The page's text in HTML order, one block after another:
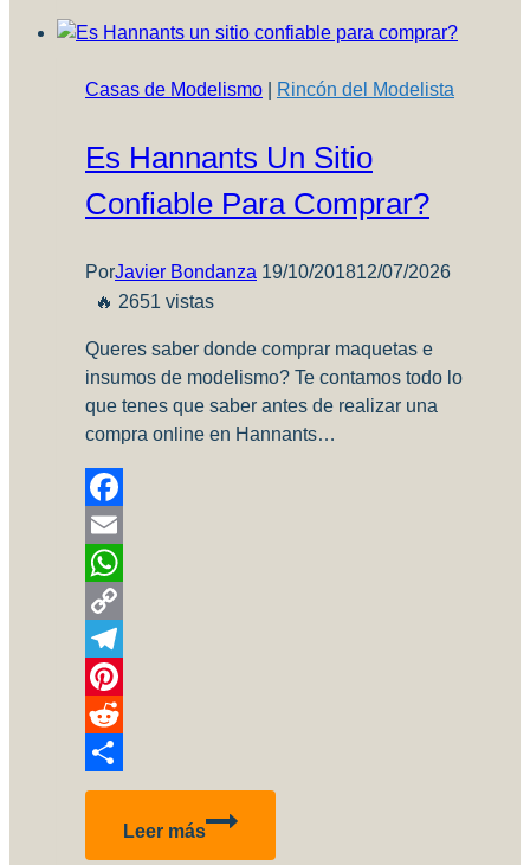
Reemplazo
de
cinta
Casas de Modelismo Rincón del Modelista
Es Hannants Un Sitio
Confiable Para Comprar?
PorJavier Bondanza 19/10/201812/07/2026
🔥 2651 vistas
Queres saber donde comprar maquetas e
insumos de modelismo? Te contamos todo lo
que tenes que saber antes de realizar una
compra online en Hannants…
Facebook
Email
WhatsApp
Copy
Link
Telegram
Pinterest
Reddit
Compartir
Leer más
Es